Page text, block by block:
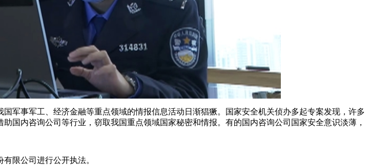
军事军工、经济金融等重点领域的情报信息活动日渐猖獗。国家安全机关侦办多起专案发现，许多
国内咨询公司等行业，窃取我国重点领域国家秘密和情报。有的国内咨询公司国家安全意识淡薄，
限公司进行公开执法。